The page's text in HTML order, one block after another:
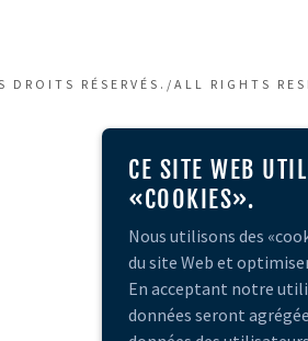
RÉSERVÉS./ALL RIGHTS
CE SITE WEB
«COOKIES».
Nous utilisons des
du site Web et
En acceptant notre
données seront